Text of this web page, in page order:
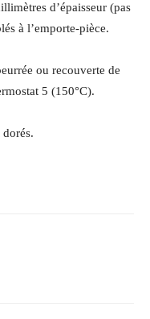
d’épaisseur (pas
à l’emporte-pièce.
ou recouverte de
5 (150°C).